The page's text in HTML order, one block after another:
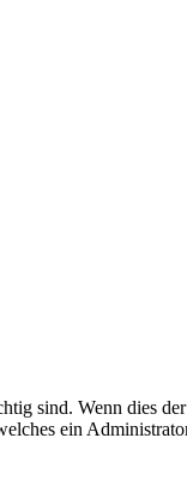
sind. Wenn dies
ein